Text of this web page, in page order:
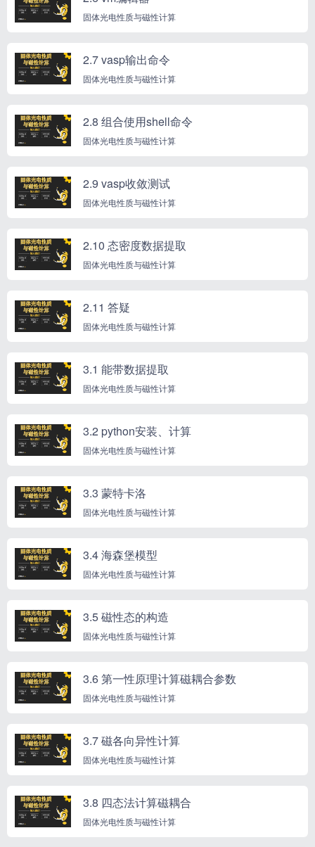
固体光电性质与磁性计算
2.7 vasp输出命令
固体光电性质与磁性计算
2.8 组合使用shell命令
固体光电性质与磁性计算
2.9 vasp收敛测试
固体光电性质与磁性计算
2.10 态密度数据提取
固体光电性质与磁性计算
2.11 答疑
固体光电性质与磁性计算
3.1 能带数据提取
固体光电性质与磁性计算
3.2 python安装、计算
固体光电性质与磁性计算
3.3 蒙特卡洛
固体光电性质与磁性计算
3.4 海森堡模型
固体光电性质与磁性计算
3.5 磁性态的构造
固体光电性质与磁性计算
3.6 第一性原理计算磁耦合参数
固体光电性质与磁性计算
3.7 磁各向异性计算
固体光电性质与磁性计算
3.8 四态法计算磁耦合
固体光电性质与磁性计算